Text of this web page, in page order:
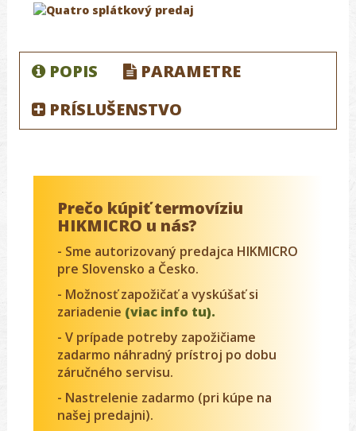
POPIS
PARAMETRE
PRÍSLUŠENSTVO
Prečo kúpiť termovíziu
HIKMICRO u nás?
- Sme autorizovaný predajca HIKMICRO
pre Slovensko a Česko.
- Možnosť zapožičať a vyskúšať si
zariadenie (viac info tu).
- V prípade potreby zapožičiame
zadarmo náhradný prístroj po dobu
záručného servisu.
- Nastrelenie zadarmo (pri kúpe na
našej predajni).